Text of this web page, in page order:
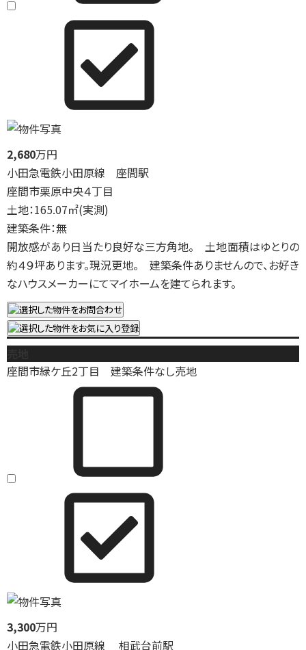
2,680万円
小田急電鉄小田原線 座間駅
座間市栗原中央４丁目
土地：165.07㎡(実測)
建築条件：無
開放感があり日当たり良好な三方角地。 土地面積はゆとりの
約４９坪あります。現況更地。 建築条件ありませんので、お好き
なハウスメーカーにてマイホームを建てられます。
座間市緑ケ丘2丁目 建築条件なし売地
3,300万円
小田急電鉄小田原線 相武台前駅